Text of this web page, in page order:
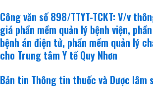
Công văn số 898/TTYT-TCKT: V/v
giá phần mềm quản lý bệnh viện,
bệnh án điện tử, phần mềm quản lý
cho Trung tâm Y tế Quy Nhơn
Bản tin Thông tin thuốc và Dược lâm